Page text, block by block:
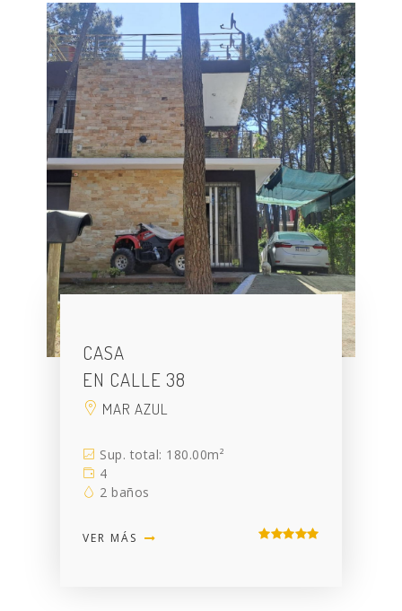
CASA
EN CALLE 38
MAR AZUL
Sup. total: 180.00m²
4
2 baños
VER MÁS